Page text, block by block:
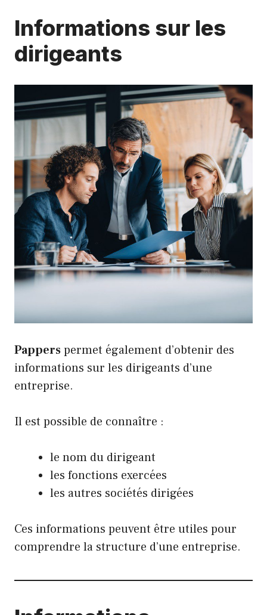
Informations sur les
dirigeants
Papperspermet également d’obtenir des
informations sur les dirigeants d’une
entreprise.
Il est possible de connaître :
le nom du dirigeant
les fonctions exercées
les autres sociétés dirigées
Ces informations peuvent être utiles pour
comprendre la structure d’une entreprise.